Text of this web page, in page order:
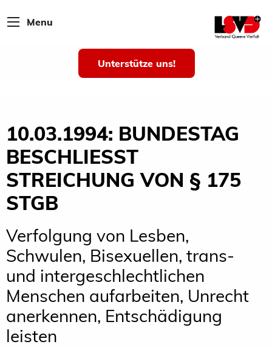
Menu
Unterstütze uns!
10.03.1994: BUNDESTAG
BESCHLIESST S
TREICHUNG VON § 175 S
TGB
Verfolgung von Lesben,
Schwulen, Bisexuellen, trans-
und intergeschlechtlichen
Menschen aufarbeiten, Unrecht
anerkennen, Entschädigung
leisten